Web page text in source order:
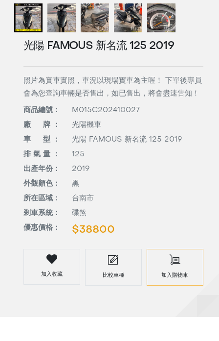
光陽 FAMOUS 新名流 125 2019
照片為實車實照，車況以現場實車為主喔！ 下單後專員
會為您查詢車輛是否售出，如已售出，將會盡速告知！
商品編號： M015C202410027
廠 牌 ： 光陽機車
車 型 ： 光陽 FAMOUS 新名流 125 2019
排 氣 量 ： 125
出產年份： 2019
外觀顏色： 黑
所在區域： 台南市
剎車系統： 碟煞
優惠價格： $38800
加入收藏 比較車種 加入購物車